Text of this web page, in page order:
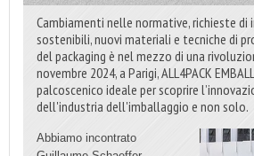
Cambiamenti nelle normative, richieste di
sostenibili, nuovi materiali e tecniche di
del packaging è nel mezzo di una
novembre 2024, a Parigi, ALL4PACK
palcoscenico ideale per scoprire
dell'industria dell'imballaggio e non solo.
Abbiamo incontrato